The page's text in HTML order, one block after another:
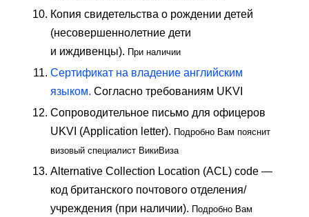
Копия свидетельства о рождении детей
(несовершеннолетние дети
и иждивенцы). При наличии
Cертификат на владение английским
языком. Согласно требованиям UKVI
Сопроводительное письмо для офицеров
UKVI (Application letter). Подробно Вам пояснит
визовый специалист ВикиВиза
Alternative Collection Location (ACL) code —
код британского почтового отделения/
учреждения (при наличии). Подробно Вам